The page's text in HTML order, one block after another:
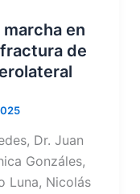
marcha en
de
Dr. Juan
Gonzáles,
Luna, Nicolás